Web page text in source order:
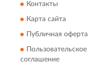
Контакты
Карта сайта
Публичная оферта
Пользовательское
соглашение